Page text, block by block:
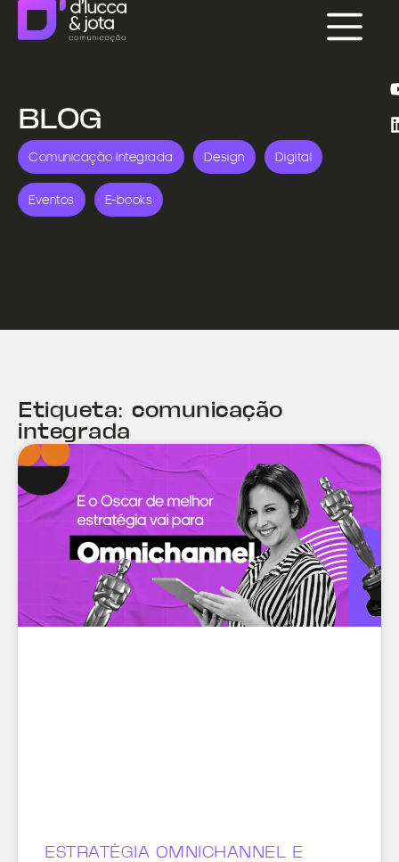
BLOG
Comunicação Integrada Design Digital
Eventos E-books
Etiqueta: comunicação
integrada
ESTRATÉGIA OMNICHANNEL E